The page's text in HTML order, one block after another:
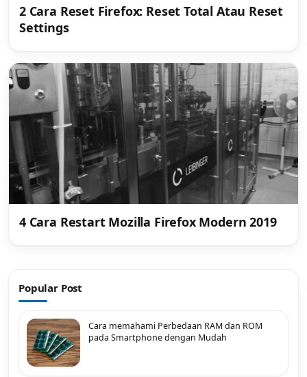
2 Cara Reset Firefox: Reset Total Atau Reset
Settings
4 Cara Restart Mozilla Firefox Modern 2019
Popular Post
Cara memahami Perbedaan RAM dan ROM
pada Smartphone dengan Mudah